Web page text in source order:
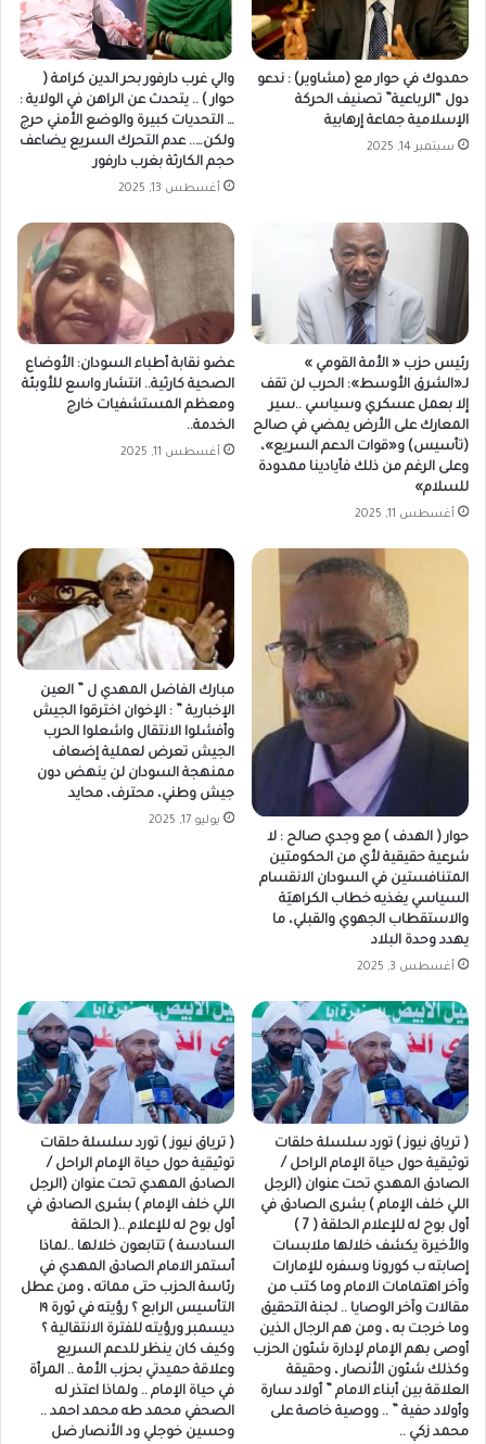
حمدوك في حوار مع (مشاوير) : ندعو
دول “الرباعية” تصنيف الحركة
الإسلامية جماعة إرهابية
سبتمبر 14, 2025
والي غرب دارفور بحر الدين كرامة (
حوار ) .. يتحدث عن الراهن في الولاية :
… التحديات كبيرة والوضع الأمني حرج
ولكن….. عدم التحرك السريع يضاعف
حجم الكارثة بغرب دارفور
أغسطس 13, 2025
رئيس حزب « الأمة القومي »
لـ«الشرق الأوسط»: الحرب لن تقف
إلا بعمل عسكري وسياسي ..سير
المعارك على الأرض يمضي في صالح
(تأسيس) و«قوات الدعم السريع»،
وعلى الرغم من ذلك فأيادينا ممدودة
للسلام»
أغسطس 11, 2025
عضو نقابة أطباء السودان: الأوضاع
الصحية كارثية.. انتشار واسع للأوبئة
ومعظم المستشفيات خارج
الخدمة..
أغسطس 11, 2025
حوار ( الهدف ) مع وجدي صالح : لا
شرعية حقيقية لأي من الحكومتين
المتنافستين في السودان الانقسام
السياسي يغذيه خطاب الكراهيَة
والاستقطاب الجهوي والقبلي، ما
يهدد وحدة البلاد
أغسطس 3, 2025
مبارك الفاضل المهدي ل ” العين
الإخبارية ” : الإخوان اخترقوا الجيش
وأفشلوا الانتقال واشعلوا الحرب
الجيش تعرض لعملية إضعاف
ممنهجة السودان لن ينهض دون
جيش وطني، محترف، محايد
يوليو 17, 2025
( ترياق نيوز ) تورد سلسلة حلقات
توثيقية حول حياة الإمام الراحل /
الصادق المهدي تحت عنوان (الرجل
اللي خلف الإمام ) بشرى الصادق في
أول بوح له للإعلام الحلقة ( 7 )
والأخيرة يكشف خلالها ملابسات
إصابته ب كورونا وسفره للإمارات
وآخر اهتمامات الامام وما كتب من
مقالات وآخر الوصايا .. لجنة التحقيق
وما خرجت به ، ومن هم الرجال الذين
أوصى بهم الإمام لإدارة شئون الحزب
وكذلك شئون الأنصار ، وحقيقة
العلاقة بين أبناء الامام ” أولاد سارة
وأولاد حفية ” .. ووصية خاصة على
محمد زكي ..
( ترياق نيوز ) تورد سلسلة حلقات
توثيقية حول حياة الإمام الراحل /
الصادق المهدي تحت عنوان (الرجل
اللي خلف الإمام ) بشرى الصادق في
أول بوح له للإعلام ..( الحلقة
السادسة ) تتابعون خلالها ..لماذا
أستمر الامام الصادق المهدي في
رئاسة الحزب حتى مماته ، ومن عطل
التأسيس الرابع ؟ رؤيته في ثورة ١٩
ديسمبر ورؤيته للفترة الانتقالية ؟
وكيف كان ينظر للدعم السريع
وعلاقة حميدتي بحزب الأمة .. المرأة
في حياة الإمام .. ولماذا اعتذر له
الصحفي محمد طه محمد احمد ..
وحسين خوجلي ود الأنصار ضل